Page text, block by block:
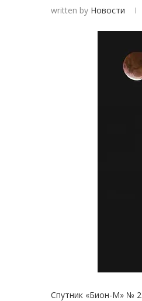
written by Новости
Спутник «Бион-М» №